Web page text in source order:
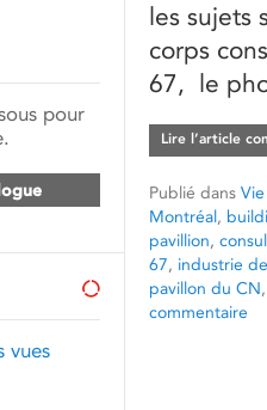
les sujets
corps
67, le
Lire l’article
Publié dans
Montréal,
pavillion,
67, industrie
pavillon du CN
commentaire
pour
vues